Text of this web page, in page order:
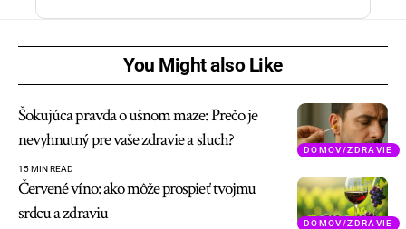
You Might also Like
DOMOV/ZDRAVIE
Šokujúca pravda o ušnom maze: Prečo je
nevyhnutný pre vaše zdravie a sluch?
15 MIN READ
DOMOV/ZDRAVIE
Červené víno: ako môže prospieť tvojmu
srdcu a zdraviu